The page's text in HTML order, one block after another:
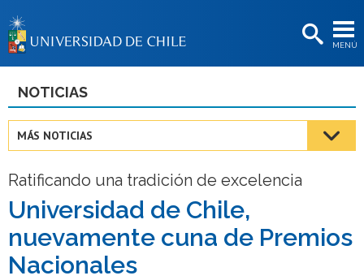
MENÚ
BIBLIOTECAS
Estudiantes
Académicas/os
Funcionarias/os
Egresadas/os
NOTICIAS
MÁS NOTICIAS
Ratificando una tradición de excelencia
Universidad de Chile,
nuevamente cuna de Premios
Nacionales